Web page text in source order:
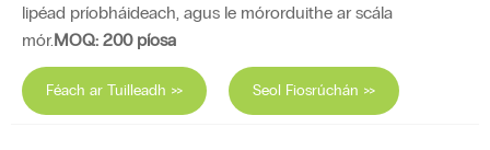
lipéad príobháideach, agus le mórorduithe ar scála
mór.MOQ: 200 píosa
Féach ar Tuilleadh >> Seol Fiosrúchán >>